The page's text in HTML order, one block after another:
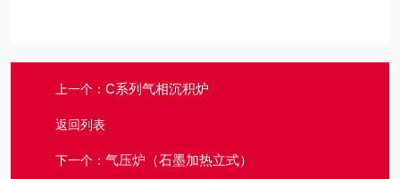
上一个： C系列气相沉积炉
返回列表
下一个： 气压炉（石墨加热立式）